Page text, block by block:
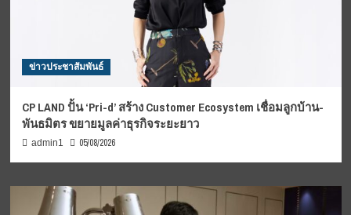
ข่าวประชาสัมพันธ์
CP LAND ปั้น ‘Pri-d’ สร้าง Customer Ecosystem เชื่อมลูกบ้าน-
พันธมิตร ขยายมูลค่าธุรกิจระยะยาว
admin1 05/08/2026